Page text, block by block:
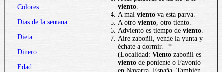
Colores
Dias de la semana
Dieta
Dinero
Edad
viento.
A mal viento va esta parva.
A otro viento, otro tiento.
Adviento es tiempo de viento.
Aire zaboñil, vende la yunta y
échate a dormir. –*
(Localidad: Viento zaboñil es
viento de poniente o Favonio
en Navarra, España. También